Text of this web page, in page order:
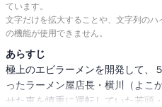
ています。
文字だけを拡大することや、文字列の
の機能が使用できません。
あらすじ
極上のエビラーメンを開発して、
ったラーメン屋店長・横川（よこ
せた車を慎重に運転していた若頭